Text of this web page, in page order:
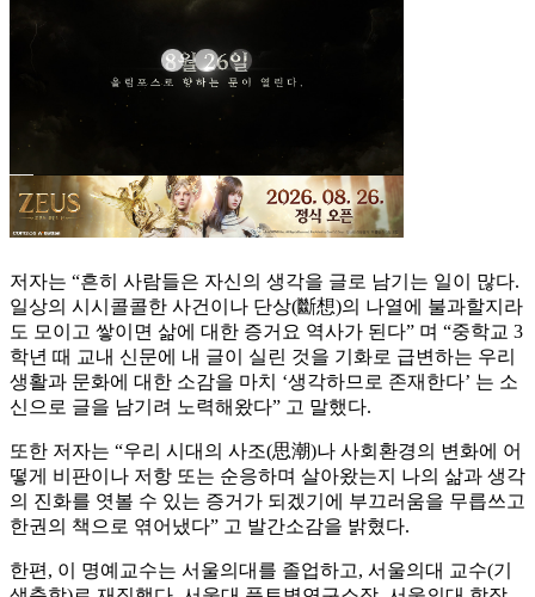
저자는 “흔히 사람들은 자신의 생각을 글로 남기는 일이 많다.
일상의 시시콜콜한 사건이나 단상(斷想)의 나열에 불과할지라
도 모이고 쌓이면 삶에 대한 증거요 역사가 된다” 며 “중학교 3
학년 때 교내 신문에 내 글이 실린 것을 기화로 급변하는 우리
생활과 문화에 대한 소감을 마치 ‘생각하므로 존재한다’ 는 소
신으로 글을 남기려 노력해왔다” 고 말했다.
또한 저자는 “우리 시대의 사조(思潮)나 사회환경의 변화에 어
떻게 비판이나 저항 또는 순응하며 살아왔는지 나의 삶과 생각
의 진화를 엿볼 수 있는 증거가 되겠기에 부끄러움을 무릅쓰고
한권의 책으로 엮어냈다” 고 발간소감을 밝혔다.
한편, 이 명예교수는 서울의대를 졸업하고, 서울의대 교수(기